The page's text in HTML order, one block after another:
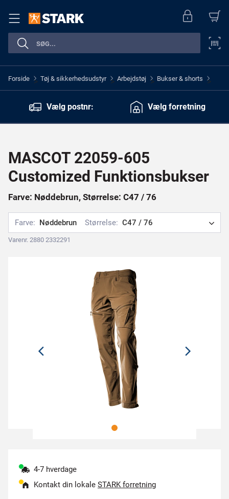
Forside > Tøj & sikkerhedsudstyr > Arbejdstøj > Bukser & shorts >
Vælg postnr: Vælg forretning
MASCOT 22059-605
Customized Funktionsbukser
Farve: Nøddebrun, Størrelse: C47 / 76
Farve: Nøddebrun Størrelse: C47 / 76
Varenr. 2880 2332291
4-7 hverdage
Kontakt din lokale STARK forretning